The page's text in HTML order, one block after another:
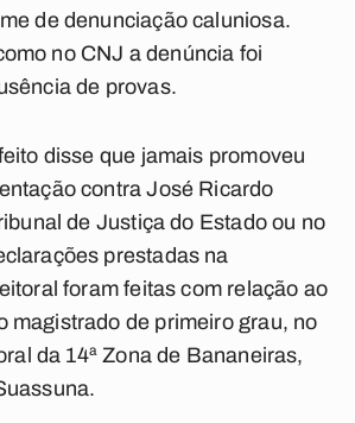
de denunciação caluniosa.
no CNJ a denúncia foi
de provas.
disse que jamais promoveu
contra José Ricardo
de Justiça do Estado ou no
prestadas na
foram feitas com relação ao
magistrado de primeiro grau, no
da 14ª Zona de Bananeiras,